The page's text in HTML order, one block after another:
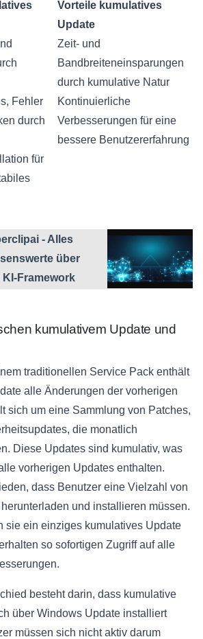
Vorteile kumulatives
Update
Zeit- und
Bandbreiteneinsparungen
durch kumulative Natur
Fehler
durch
Kontinuierliche
Verbesserungen für eine
bessere Benutzererfahrung
für
- Alles
über
KI-Framework
kumulativem Update und
traditionellen Service Pack enthält
alle Änderungen der vorherigen
sich um eine Sammlung von Patches,
die monatlich
Diese Updates sind kumulativ, was
vorherigen Updates enthalten.
dass Benutzer eine Vielzahl von
und installieren müssen.
sie ein einziges kumulatives Update
so sofortigen Zugriff auf alle
besteht darin, dass kumulative
über Windows Update installiert
müssen sich nicht aktiv darum